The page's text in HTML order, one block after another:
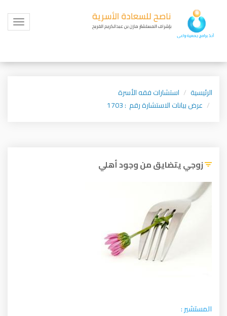
Toggle
الرئيسية
استشارات فقه الأسرة
عرض بيانات الاستشارة رقم : 1703
زوجي يتضايق من وجود أهلي
المستشير :